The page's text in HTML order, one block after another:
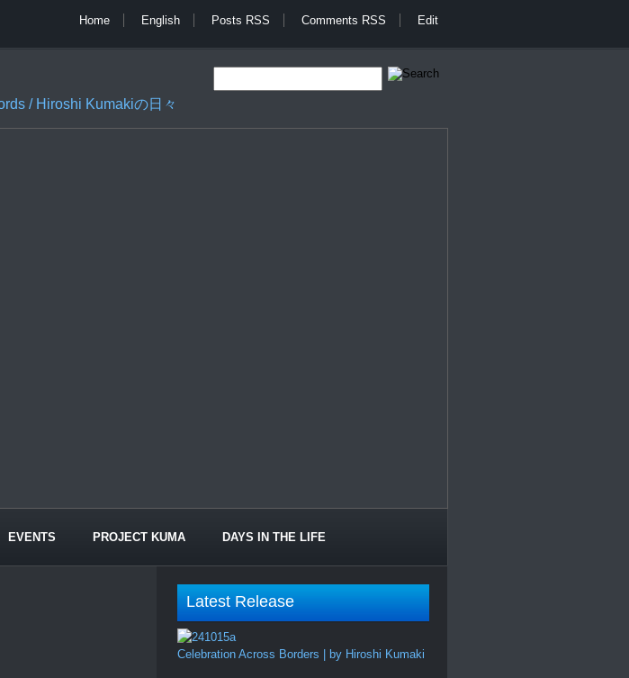
Home English Posts RSS Comments RSS Edit
/ Hiroshi Kumakiの日々
EVENTS PROJECT KUMA DAYS IN THE LIFE
Latest Release
Celebration Across Borders | by Hiroshi Kumaki